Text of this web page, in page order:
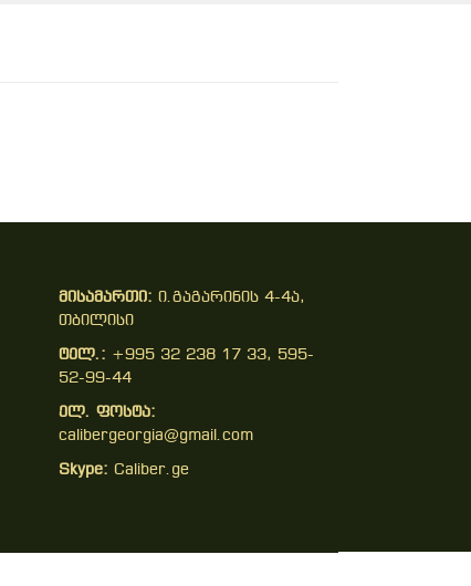
მისამართი: ი.გაგარინის 4-4ა,
თბილისი
ტელ.: +995 32 238 17 33, 595-
52-99-44
ელ. ფოსტა:
calibergeorgia@gmail.com
Skype: Caliber.ge